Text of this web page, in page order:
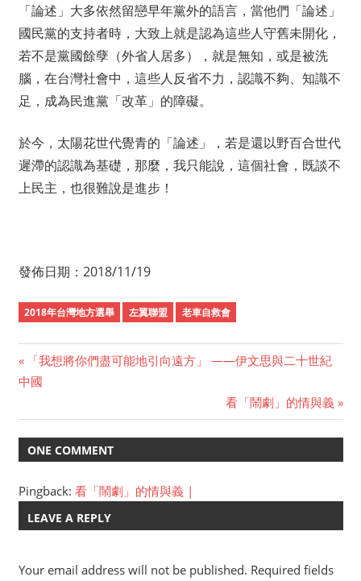
「論述」大多依然留戀早年黨外的語言，當他們「論述」
國民黨的支持者時，大致上就是認為這些人守舊未開化，
若不是黨國餘孽（外省人居多），就是無知，或是被洗
腦，在台灣社會中，這些人反省不力，認識不夠、知識不
足，成為民進黨「改革」的障礙。
於今，太陽花世代覺青的「論述」，若是還以野百合世代
遲滯的認識為基礎，那麼，我只能說，這個社會，既談不
上民主，也很難說是進步！
發佈日期：2018/11/19
2018年台灣地方選舉 左翼聯盟 老車自救會
Post
navigation
Previous
Post:
「我想將你們盡可能地引向遠方」 ——伊文思與二十世紀
中國
Next
Post:
看「鬧劇」的情與義
ONE COMMENT
Pingback: 看「鬧劇」的情與義 |
LEAVE A REPLY
Your email address will not be published. Required fields